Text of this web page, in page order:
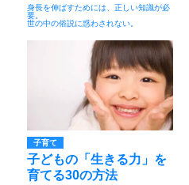
身長を伸ばすためには、正しい知識が必
要。
世の中の俗説に惑わされない。
子育て
子どもの「生きる力」を
育てる30の方法